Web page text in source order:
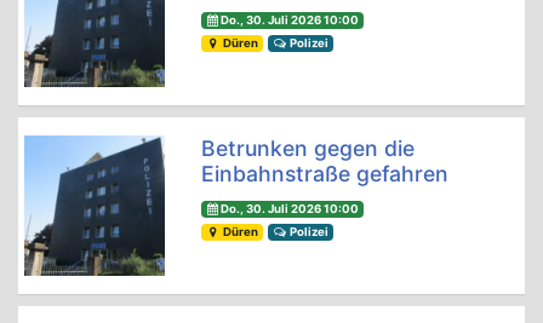
Do., 30. Juli 2026 10:00
Düren
Polizei
Betrunken gegen die
Einbahnstraße gefahren
Do., 30. Juli 2026 10:00
Düren
Polizei